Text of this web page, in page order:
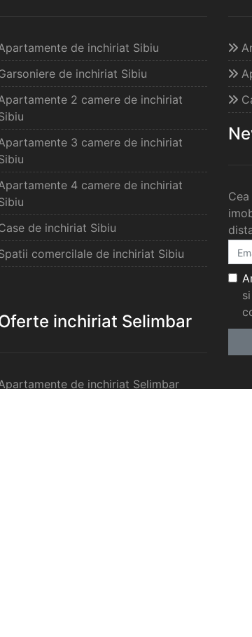
de inchiriat Sibiu
de inchiriat Sibiu
2 camere de inchiriat
3 camere de inchiriat
4 camere de inchiriat
de inchiriat Sibiu
comercilale de inchiriat Sibiu
inchiriat Selimbar
de inchiriat Selimbar